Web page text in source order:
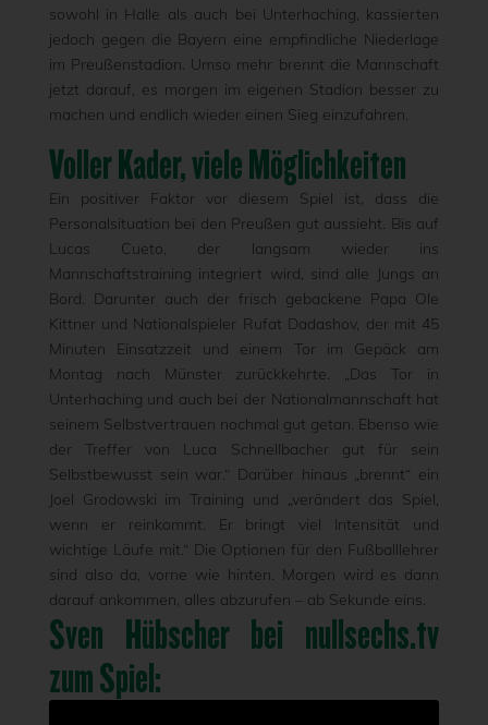
sowohl in Halle als auch bei Unterhaching, kassierten
jedoch gegen die Bayern eine empfindliche Niederlage
im Preußenstadion. Umso mehr brennt die Mannschaft
jetzt darauf, es morgen im eigenen Stadion besser zu
machen und endlich wieder einen Sieg einzufahren.
Voller Kader, viele Möglichkeiten
Ein positiver Faktor vor diesem Spiel ist, dass die
Personalsituation bei den Preußen gut aussieht. Bis auf
Lucas Cueto, der langsam wieder ins
Mannschaftstraining integriert wird, sind alle Jungs an
Bord. Darunter auch der frisch gebackene Papa Ole
Kittner und Nationalspieler Rufat Dadashov, der mit 45
Minuten Einsatzzeit und einem Tor im Gepäck am
Montag nach Münster zurückkehrte. „Das Tor in
Unterhaching und auch bei der Nationalmannschaft hat
seinem Selbstvertrauen nochmal gut getan. Ebenso wie
der Treffer von Luca Schnellbacher gut für sein
Selbstbewusst sein war.“ Darüber hinaus „brennt“ ein
Joel Grodowski im Training und „verändert das Spiel,
wenn er reinkommt. Er bringt viel Intensität und
wichtige Läufe mit.“ Die Optionen für den Fußballlehrer
sind also da, vorne wie hinten. Morgen wird es dann
darauf ankommen, alles abzurufen – ab Sekunde eins.
Sven Hübscher bei nullsechs.tv
zum Spiel: